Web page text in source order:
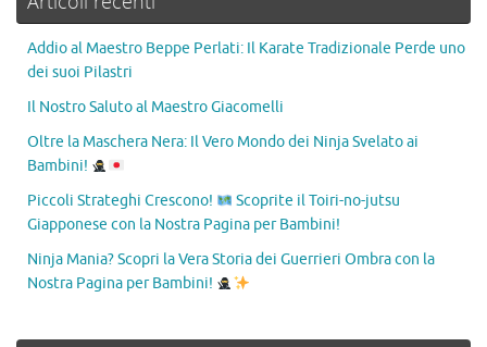
Addio al Maestro Beppe Perlati: Il Karate Tradizionale Perde uno
dei suoi Pilastri
Il Nostro Saluto al Maestro Giacomelli
Oltre la Maschera Nera: Il Vero Mondo dei Ninja Svelato ai
Bambini!
Piccoli Strateghi Crescono!
Scoprite il Toiri-no-jutsu
Giapponese con la Nostra Pagina per Bambini!
Ninja Mania? Scopri la Vera Storia dei Guerrieri Ombra con la
Nostra Pagina per Bambini!